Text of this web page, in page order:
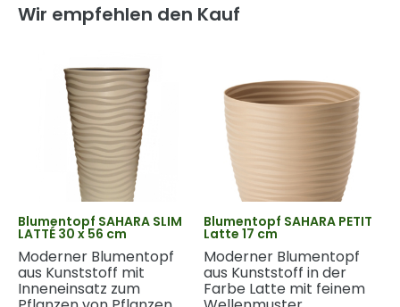
Wir empfehlen den Kauf
Blumentopf SAHARA SLIM
LATTÉ 30 x 56 cm
Moderner Blumentopf
aus Kunststoff mit
Inneneinsatz zum
Blumentopf SAHARA PETIT
Latte 17 cm
Moderner Blumentopf
aus Kunststoff in der
Farbe Latte mit feinem